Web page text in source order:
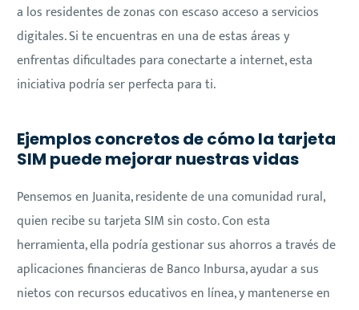
a los residentes de zonas con escaso acceso a servicios
digitales. Si te encuentras en una de estas áreas y
enfrentas dificultades para conectarte a internet, esta
iniciativa podría ser perfecta para ti.
Ejemplos concretos de cómo la tarjeta
SIM puede mejorar nuestras vidas
Pensemos en Juanita, residente de una comunidad rural,
quien recibe su tarjeta SIM sin costo. Con esta
herramienta, ella podría gestionar sus ahorros a través de
aplicaciones financieras de Banco Inbursa, ayudar a sus
nietos con recursos educativos en línea, y mantenerse en